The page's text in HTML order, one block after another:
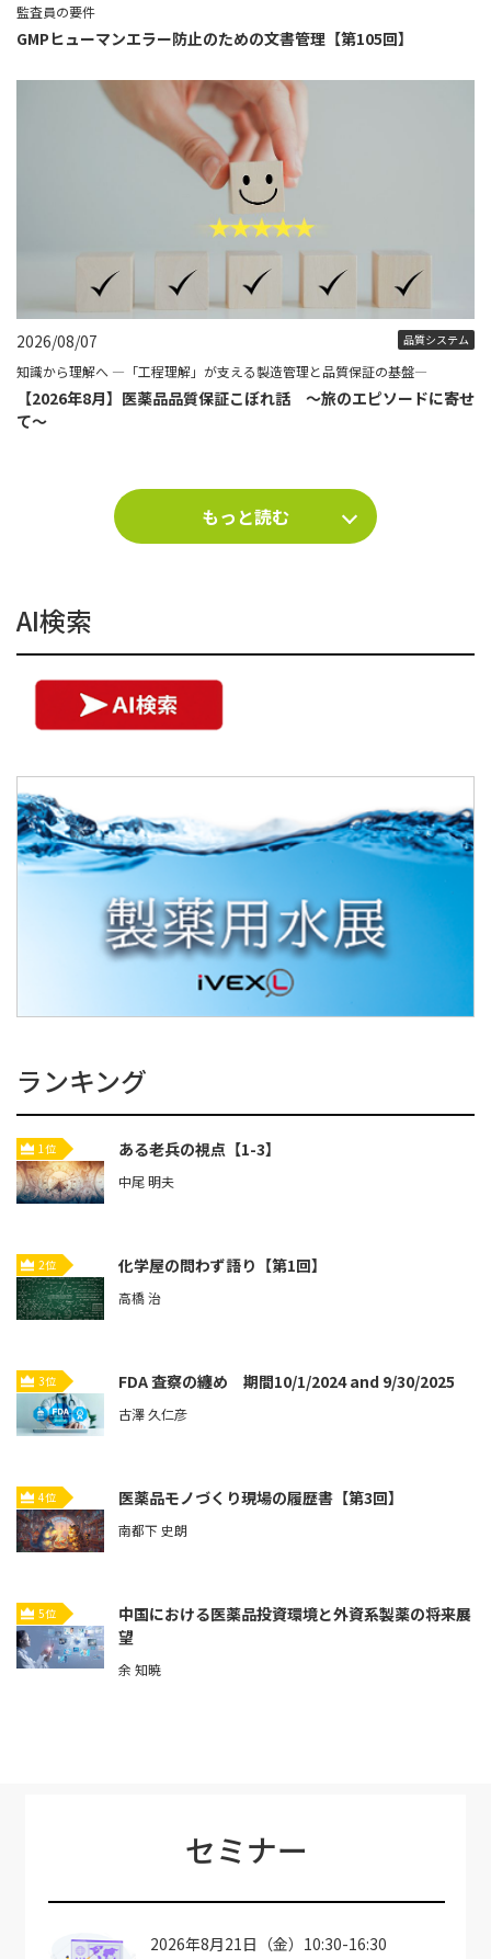
監査員の要件
GMPヒューマンエラー防止のための文書管理【第105回】
2026/08/07 品質システム
知識から理解へ ―「工程理解」が支える製造管理と品質保証の基盤―
【2026年8月】医薬品品質保証こぼれ話 ～旅のエピソードに寄せ
て～
もっと読む
AI検索
ランキング
1位 ある老兵の視点【1-3】
中尾 明夫
2位 化学屋の問わず語り【第1回】
高橋 治
3位 FDA 査察の纏め 期間10/1/2024 and 9/30/2025
古澤 久仁彦
4位 医薬品モノづくり現場の履歴書【第3回】
南都下 史朗
5位
中国における医薬品投資環境と外資系製薬の将来展
望
余 知暁
セミナー
2026年8月21日（金）10:30-16:30